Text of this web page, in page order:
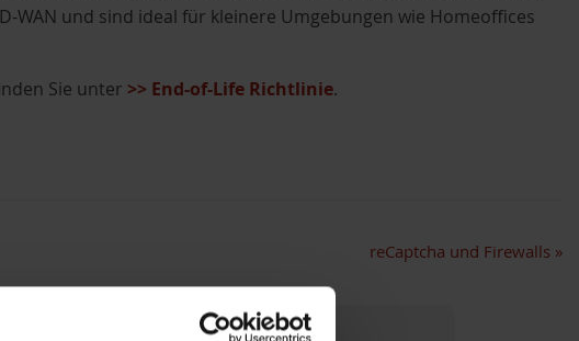
und sind ideal für kleinere Umgebungen wie Homeoffices
Sie unter >> End-of-Life Richtlinie.
reCaptcha und Firewalls »